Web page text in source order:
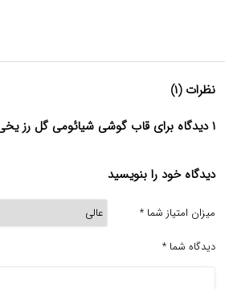
نظرات (۱)
۱ دیدگاه برای قاب گوشی شیائومی گل رز یخی
دیدگاه خود را بنویسید
میزان امتیاز شما *
دیدگاه شما *